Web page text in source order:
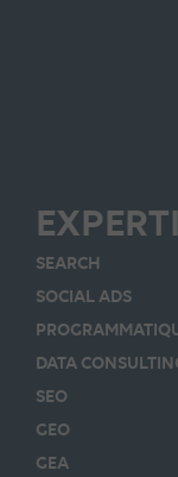
SEARCH
SOCIAL ADS
DATA
SEO
GEO
GEA